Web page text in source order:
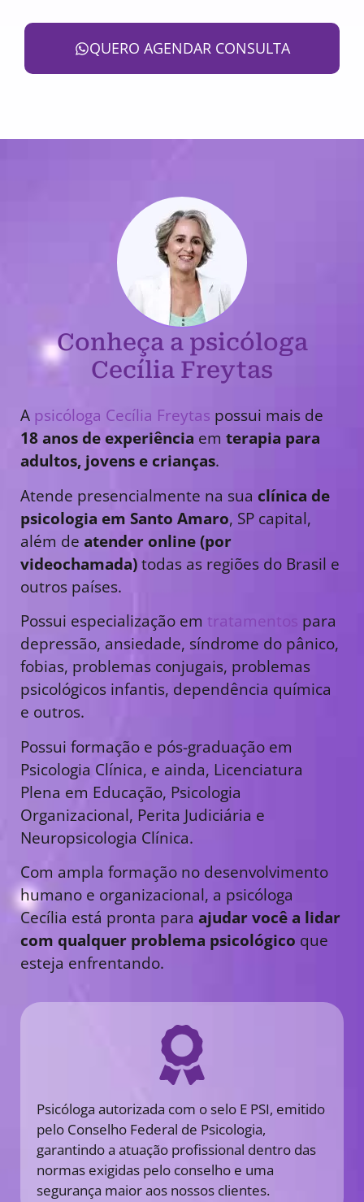
QUERO AGENDAR CONSULTA
Conheça a psicóloga
Cecília Freytas
A psicóloga Cecília Freytas possui mais de
18 anos de experiência em terapia para
adultos, jovens e crianças.
Atende presencialmente na sua clínica de
psicologia em Santo Amaro, SP capital,
além de atender online (por
videochamada)todas as regiões do Brasil e
outros países.
Possui especialização em tratamentos para
depressão, ansiedade, síndrome do pânico,
fobias, problemas conjugais, problemas
psicológicos infantis, dependência química
e outros.
Possui formação e pós-graduação em
Psicologia Clínica, e ainda, Licenciatura
Plena em Educação, Psicologia
Organizacional, Perita Judiciária e
Neuropsicologia Clínica.
Com ampla formação no desenvolvimento
humano e organizacional, a psicóloga
Cecília está pronta para ajudar você a lidar
com qualquer problema psicológico que
esteja enfrentando.
Psicóloga autorizada com o selo E PSI, emitido
pelo Conselho Federal de Psicologia,
garantindo a atuação profissional dentro das
normas exigidas pelo conselho e uma
segurança maior aos nossos clientes.